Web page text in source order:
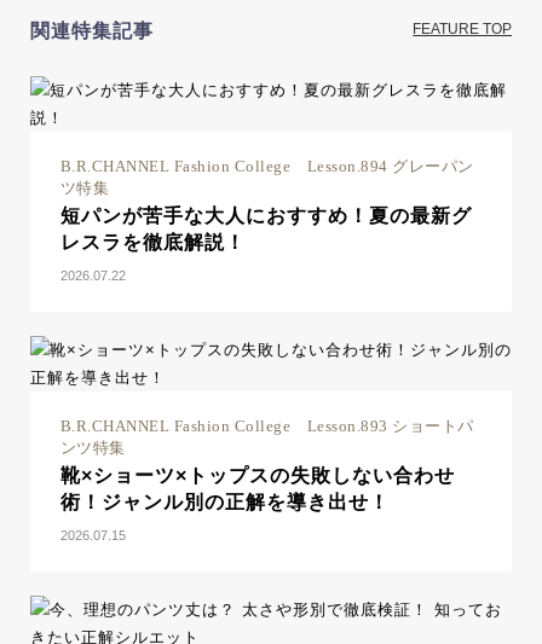
関連特集記事 FEATURE TOP
B.R.CHANNEL Fashion College Lesson.894 グレーパン
ツ特集
短パンが苦手な大人におすすめ！夏の最新グ
レスラを徹底解説！
2026.07.22
B.R.CHANNEL Fashion College Lesson.893 ショートパ
ンツ特集
靴×ショーツ×トップスの失敗しない合わせ
術！ジャンル別の正解を導き出せ！
2026.07.15